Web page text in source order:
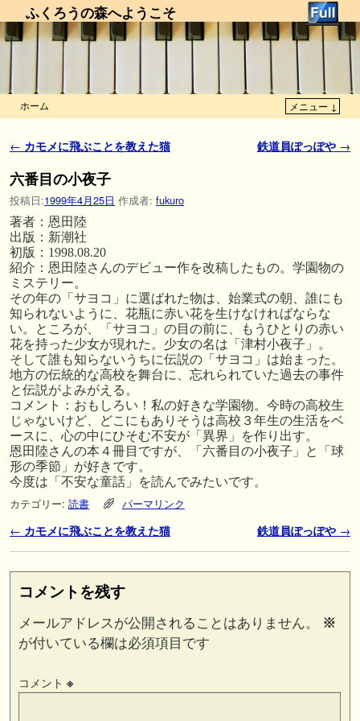
ふくろうの森へようこそ
ホーム メニュー ↓
投稿ナビゲーション
← カモメに飛ぶことを教えた猫 鉄道員ぽっぽや →
六番目の小夜子
投稿日:1999年4月25日 作成者: fukuro
著者：恩田陸
出版：新潮社
初版：1998.08.20
紹介：恩田陸さんのデビュー作を改稿したもの。学園物の
ミステリー。
その年の「サヨコ」に選ばれた物は、始業式の朝、誰にも
知られないように、花瓶に赤い花を生けなければならな
い。ところが、「サヨコ」の目の前に、もうひとりの赤い
花を持った少女が現れた。少女の名は「津村小夜子」。
そして誰も知らないうちに伝説の「サヨコ」は始まった。
地方の伝統的な高校を舞台に、忘れられていた過去の事件
と伝説がよみがえる。
コメント：おもしろい！私の好きな学園物。今時の高校生
じゃないけど、どこにもありそうは高校３年生の生活をベ
ースに、心の中にひそむ不安が「異界」を作り出す。
恩田陸さんの本４冊目ですが、「六番目の小夜子」と「球
形の季節」が好きです。
今度は「不安な童話」を読んでみたいです。
カテゴリー: 読書 パーマリンク
投稿ナビゲーション
← カモメに飛ぶことを教えた猫 鉄道員ぽっぽや →
コメントを残す
メールアドレスが公開されることはありません。
※
が付いている欄は必須項目です
コメント ※